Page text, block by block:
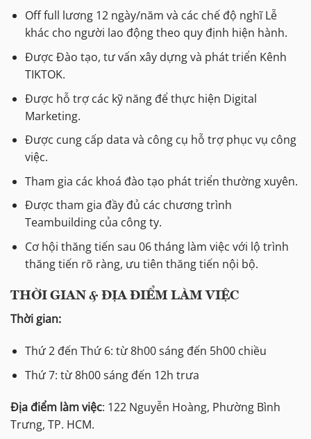
Off full lương 12 ngày/năm và các chế độ nghĩ Lễ
khác cho người lao động theo quy định hiện hành.
Được Đào tạo, tư vấn xây dựng và phát triển Kênh
TIKTOK.
Được hỗ trợ các kỹ năng để thực hiện Digital
Marketing.
Được cung cấp data và công cụ hỗ trợ phục vụ công
việc.
Tham gia các khoá đào tạo phát triển thường xuyên.
Được tham gia đầy đủ các chương trình
Teambuilding của công ty.
Cơ hội thăng tiến sau 06 tháng làm việc với lộ trình
thăng tiến rõ ràng, ưu tiên thăng tiến nội bộ.
THỜI GIAN & ĐỊA ĐIỂM LÀM VIỆC
Thời gian:
Thứ 2 đến Thứ 6: từ 8h00 sáng đến 5h00 chiều
Thứ 7: từ 8h00 sáng đến 12h trưa
Địa điểm làm việc: 122 Nguyễn Hoàng, Phường Bình
Trưng, TP. HCM.